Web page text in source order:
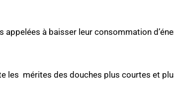
à baisser leur consommation
les mérites des douches plus courtes et